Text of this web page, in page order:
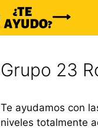
Grupo 23
Te ayudamos con
niveles totalmente